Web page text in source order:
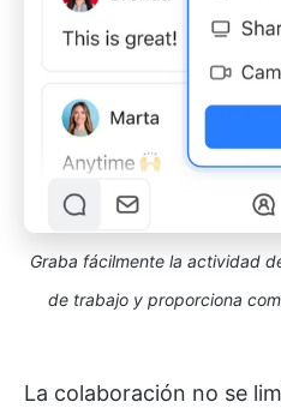
Graba fácilmente la actividad
de trabajo y proporciona
La colaboración no se